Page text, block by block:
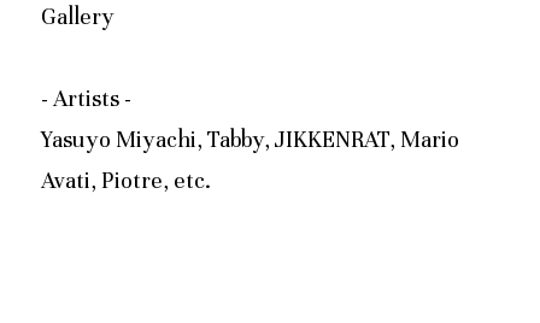
Gallery
- Artists -
Yasuyo Miyachi, Tabby, JIKKENRAT, Mario
Avati, Piotre, etc.